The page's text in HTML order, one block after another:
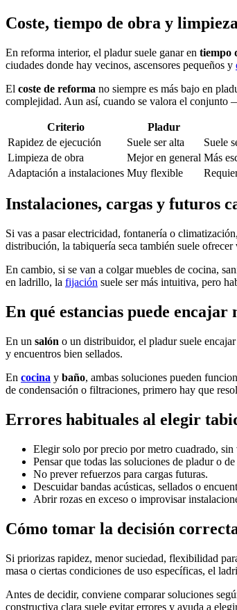
Coste, tiempo de obra y
En reforma interior, el pladur suele ganar en tiempo
ciudades donde hay vecinos, ascensores pequeños y
El coste de reforma no siempre es más bajo en
complejidad. Aun así, cuando se valora el
Criterio Pladur
Rapidez de ejecución
Suele ser alta
Suele
Limpieza de obra
Mejor en general Más
Adaptación a instalaciones Muy flexible
Instalaciones, cargas y futuros
Si vas a pasar electricidad, fontanería o
distribución, la tabiquería seca también suele ofrecer
En cambio, si se van a colgar muebles de cocina,
en ladrillo, la fijación suele ser más intuitiva, pero
En qué estancias puede
En un salón o un distribuidor, el pladur suele
y encuentros bien sellados.
En cocina y baño, ambas soluciones pueden
de condensación o filtraciones, primero hay que
Errores habituales al elegir
Elegir solo por precio por metro cuadrado, sin
Pensar que todas las soluciones de pladur o
No prever refuerzos para cargas futuras.
Descuidar bandas acústicas, sellados o
Abrir rozas en exceso o improvisar
Cómo tomar la decisión
Si priorizas rapidez, menor suciedad, flexibilidad
masa o ciertas condiciones de uso específicas, el
Antes de decidir, conviene comparar soluciones
constructiva clara suele evitar errores y ayuda a